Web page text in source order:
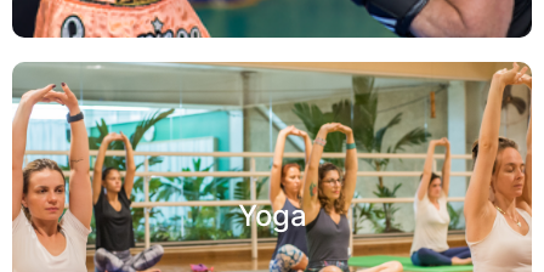
Yoga